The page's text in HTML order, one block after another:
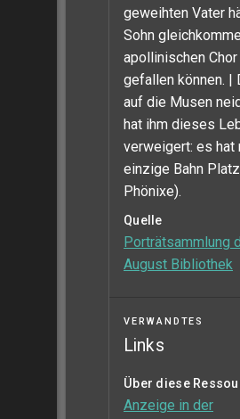
geweihten Vater
Sohn
apollinischen
gefallen können. |
auf die Musen
hat ihm dieses
verweigert: es hat
einzige Bahn
Phönixe).
Quelle
Porträtsammlung
August Bibliothek
VERWANDTES
Links
Über diese
Anzeige in der